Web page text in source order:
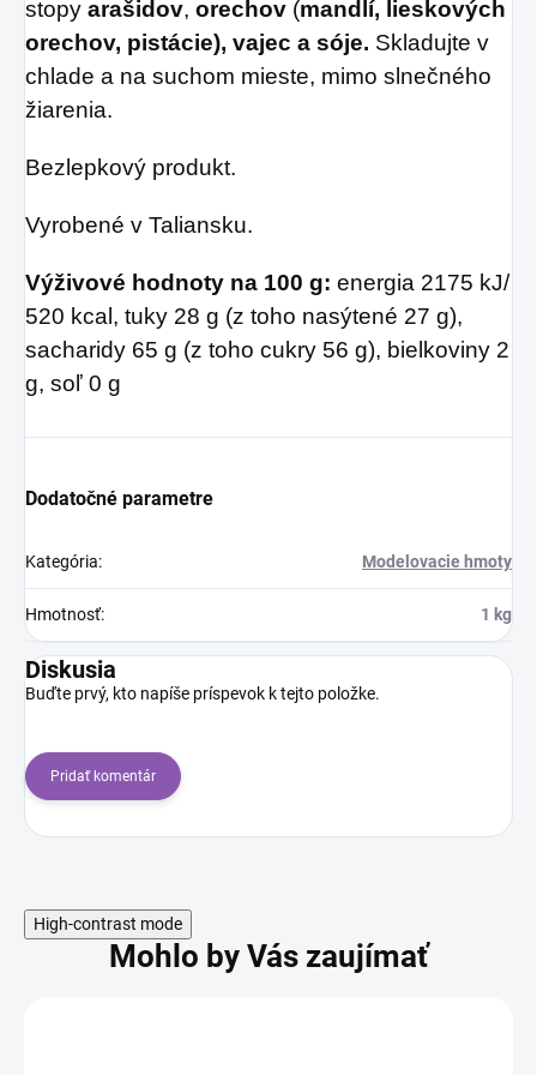
stopy arašidov, orechov (mandlí, lieskových
orechov, pistácie), vajec a sóje. Skladujte v
chlade a na suchom mieste, mimo slnečného
žiarenia.
Bezlepkový produkt.
Vyrobené v Taliansku.
Výživové hodnoty na 100 g: energia 2175 kJ/
520 kcal, tuky 28 g (z toho nasýtené 27 g),
sacharidy 65 g (z toho cukry 56 g), bielkoviny 2
g, soľ 0 g
Dodatočné parametre
Kategória: Modelovacie hmoty
Hmotnosť: 1 kg
Diskusia
Buďte prvý, kto napíše príspevok k tejto položke.
Pridať komentár
High-contrast mode
Mohlo by Vás zaujímať